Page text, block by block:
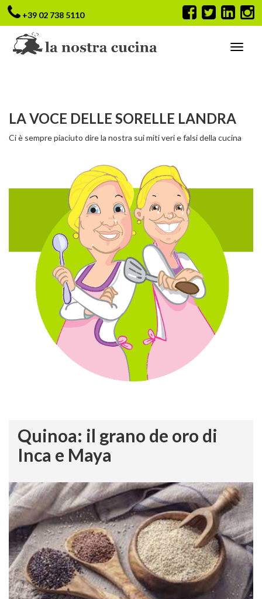
+39 02 738 5110
LA VOCE DELLE SORELLE LANDRA
Ci è sempre piaciuto dire la nostra sui miti veri e falsi della cucina
Quinoa: il grano de oro di
Inca e Maya